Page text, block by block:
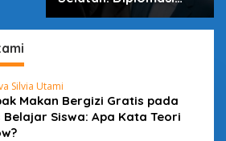
Silvia Utami
Makan Bergizi Gratis pada
Belajar Siswa: Apa Kata Teori